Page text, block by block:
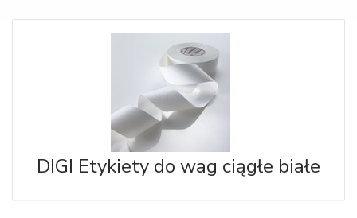
DIGI Etykiety do wag ciągłe białe